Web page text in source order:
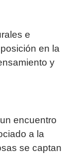
e
en la
y
encuentro
a la
se captan